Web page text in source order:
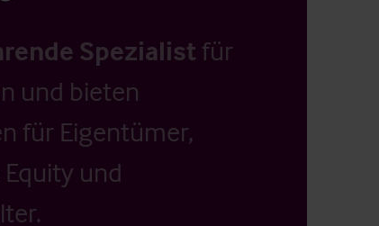
Spezialistfür
und bieten
für Eigentümer,
und